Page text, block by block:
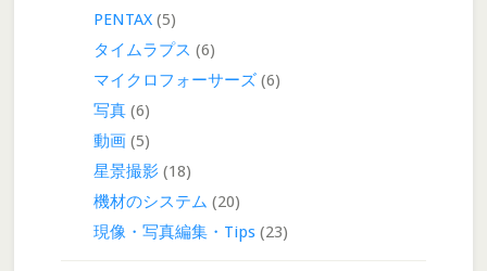
PENTAX(5)
タイムラプス (6)
マイクロフォーサーズ(6)
写真(6)
動画(5)
星景撮影(18)
機材のシステム (20)
現像・写真編集・Tips(23)